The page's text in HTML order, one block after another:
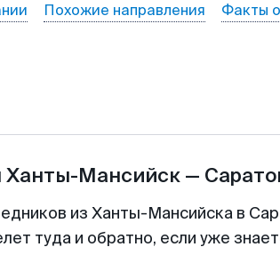
Похожие направления Факты
Ханты-Мансийск —
из Ханты-Мансийска в
туда и обратно, если уже